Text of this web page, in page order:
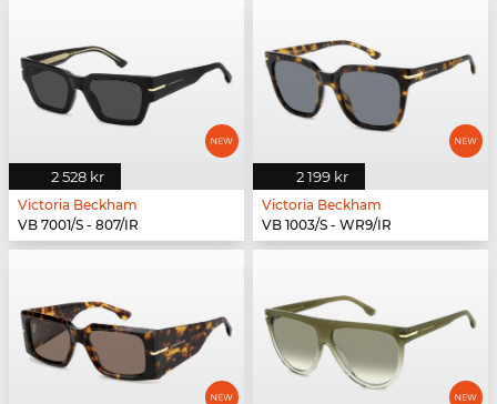
2 528 kr
Victoria Beckham
VB 7001/S - 807/IR
2 199 kr
Victoria Beckham
VB 1003/S - WR9/IR